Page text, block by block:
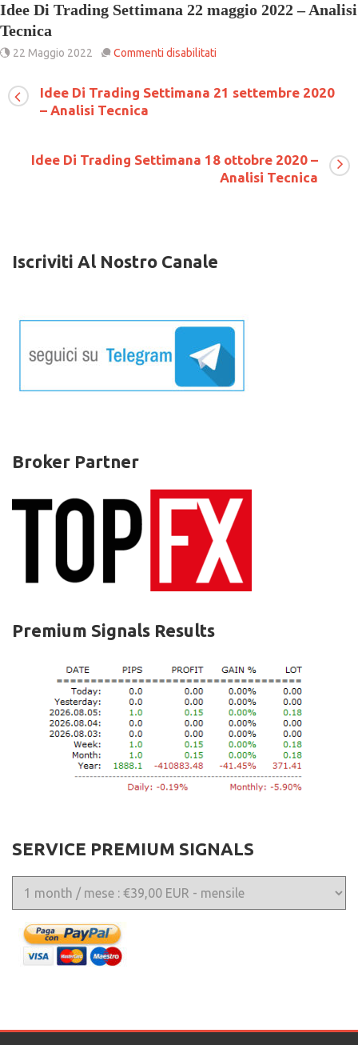
Idee Di Trading Settimana 22 maggio 2022 – Analisi
Tecnica
22 Maggio 2022 Commenti disabilitati
Trading
2022
–
Analisi
Idee Di Trading Settimana 21 settembre 2020
– Analisi Tecnica
Idee Di Trading Settimana 18 ottobre 2020 –
Analisi Tecnica
Iscriviti Al Nostro Canale
Broker Partner
Premium Signals Results
SERVICE PREMIUM SIGNALS